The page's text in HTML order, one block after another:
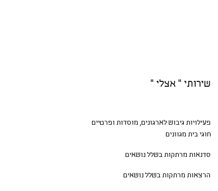
שירותי " אצלי "
פעילויות גיבושלארגונים, מוסדות ופרטיים
חוגי בית מגוונים
סדנאות מרתקות בשלל נושאים
הרצאות מרתקות בשלל נושאים